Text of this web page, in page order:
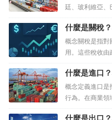
包括降低關稅、
廷、玻利維亞、
市場（
五個南美國家組
圭，最近還有玻
是促進成員國間
與區域整合。南
什麼是關稅
經濟影響、
概念關稅是指對
用。這些稅收由
的多元，例如保
影響經濟行為。
時，會推高外國
場更具競爭力。
口產品擁有優勢
什麼是進口
響、範例
概念定義進口是
行為。在商業領
品和服務，以便
什麼是出口